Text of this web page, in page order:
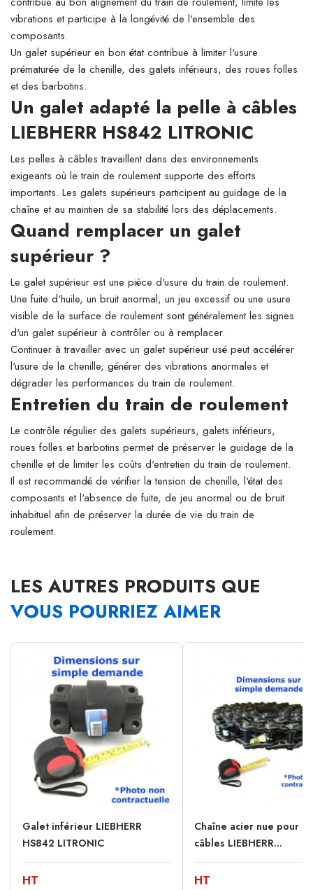
vibrations et participe à la longévité de l'ensemble des
composants.
Un galet supérieur en bon état contribue à limiter l'usure
prématurée de la chenille, des galets inférieurs, des roues folles
et des barbotins.
Un galet adapté la pelle à câbles
LIEBHERR HS842 LITRONIC
Les pelles à câbles travaillent dans des environnements
exigeants où le train de roulement supporte des efforts
importants. Les galets supérieurs participent au guidage de la
chaîne et au maintien de sa stabilité lors des déplacements.
Quand remplacer un galet
supérieur ?
Le galet supérieur est une pièce d'usure du train de roulement.
Une fuite d'huile, un bruit anormal, un jeu excessif ou une usure
visible de la surface de roulement sont généralement les signes
d'un galet supérieur à contrôler ou à remplacer.
Continuer à travailler avec un galet supérieur usé peut accélérer
l'usure de la chenille, générer des vibrations anormales et
dégrader les performances du train de roulement.
Entretien du train de roulement
Le contrôle régulier des galets supérieurs, galets inférieurs,
roues folles et barbotins permet de préserver le guidage de la
chenille et de limiter les coûts d'entretien du train de roulement.
Il est recommandé de vérifier la tension de chenille, l'état des
composants et l'absence de fuite, de jeu anormal ou de bruit
inhabituel afin de préserver la durée de vie du train de
roulement.
LES AUTRES PRODUITS QUE
VOUS POURRIEZ AIMER
Galet inférieur LIEBHERR
HS842 LITRONIC
HT
Chaîne acier nue pour
câbles LIEBHERR...
HT